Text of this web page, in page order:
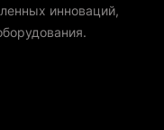
инноваций,